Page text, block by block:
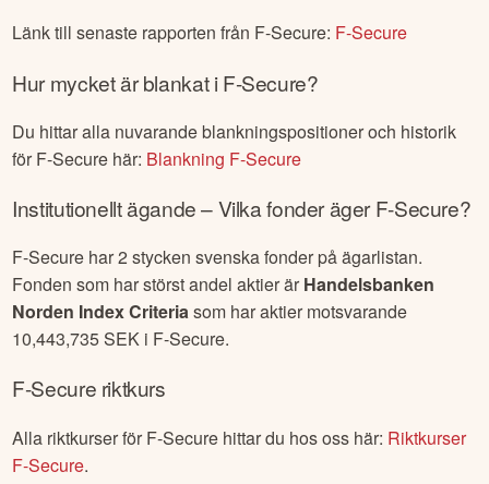
Länk till senaste rapporten från F-Secure: F-Secure
Hur mycket är blankat iF-Secure?
Du hittar alla nuvarande blankningspositioner och historik
för F-Secure här: Blankning F-Secure
Institutionellt ägande – Vilka fonder ägerF-Secure?
F-Secure har2 stycken svenska fonder på ägarlistan.
Fonden som har störst andel aktier är Handelsbanken
Norden Index Criteriasom har aktier motsvarande
10,443,735SEK i F-Secure.
F-Secure riktkurs
Alla riktkurser för F-Secure hittar du hos oss här: Riktkurser
F-Secure.